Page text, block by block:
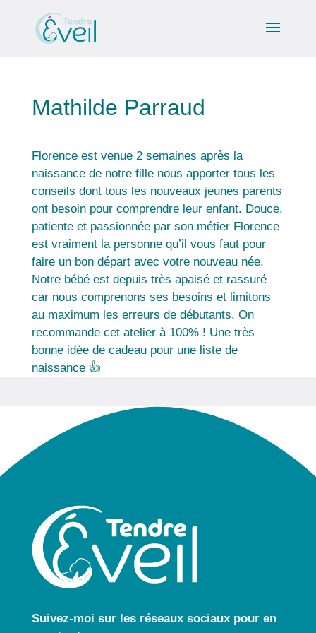
Mathilde Parraud
Florence est venue 2 semaines après la
naissance de notre fille nous apporter tous les
conseils dont tous les nouveaux jeunes parents
ont besoin pour comprendre leur enfant. Douce,
patiente et passionnée par son métier Florence
est vraiment la personne qu’il vous faut pour
faire un bon départ avec votre nouveau née.
Notre bébé est depuis très apaisé et rassuré
car nous comprenons ses besoins et limitons
au maximum les erreurs de débutants. On
recommande cet atelier à 100% ! Une très
bonne idée de cadeau pour une liste de
naissance 👍
Suivez-moi sur les réseaux sociaux pouren